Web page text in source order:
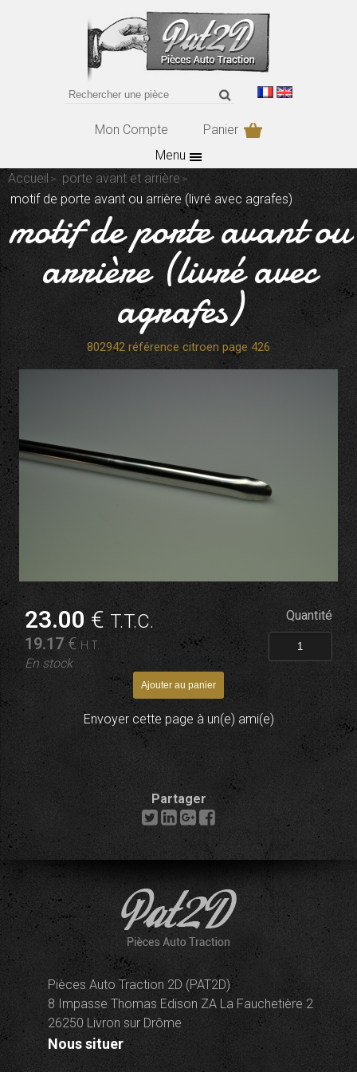
Mon Compte
Panier
Menu
Accueil
porte avant et arrière
motif de porte avant ou arrière (livré avec agrafes)
motif de porte avant ou
arrière (livré avec
agrafes)
802942 référence citroen page 426
23.00 €T.T.C.
19.17 €H.T.
En stock
Quantité
Envoyer cette page à un(e) ami(e)
Partager
Pièces Auto Traction 2D (PAT2D)
8 Impasse Thomas Edison ZA La Fauchetière 2
26250 Livron sur Drôme
Nous situer